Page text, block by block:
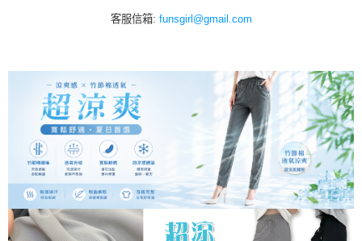
客服信箱: funsgirl@gmail.com